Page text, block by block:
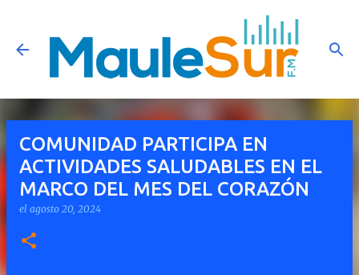
Ir al contenido principal
COMUNIDAD PARTICIPA EN
ACTIVIDADES SALUDABLES EN EL
MARCO DEL MES DEL CORAZÓN
el agosto 20, 2024